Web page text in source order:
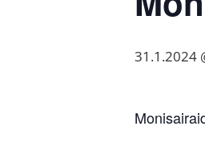
31.1.2024